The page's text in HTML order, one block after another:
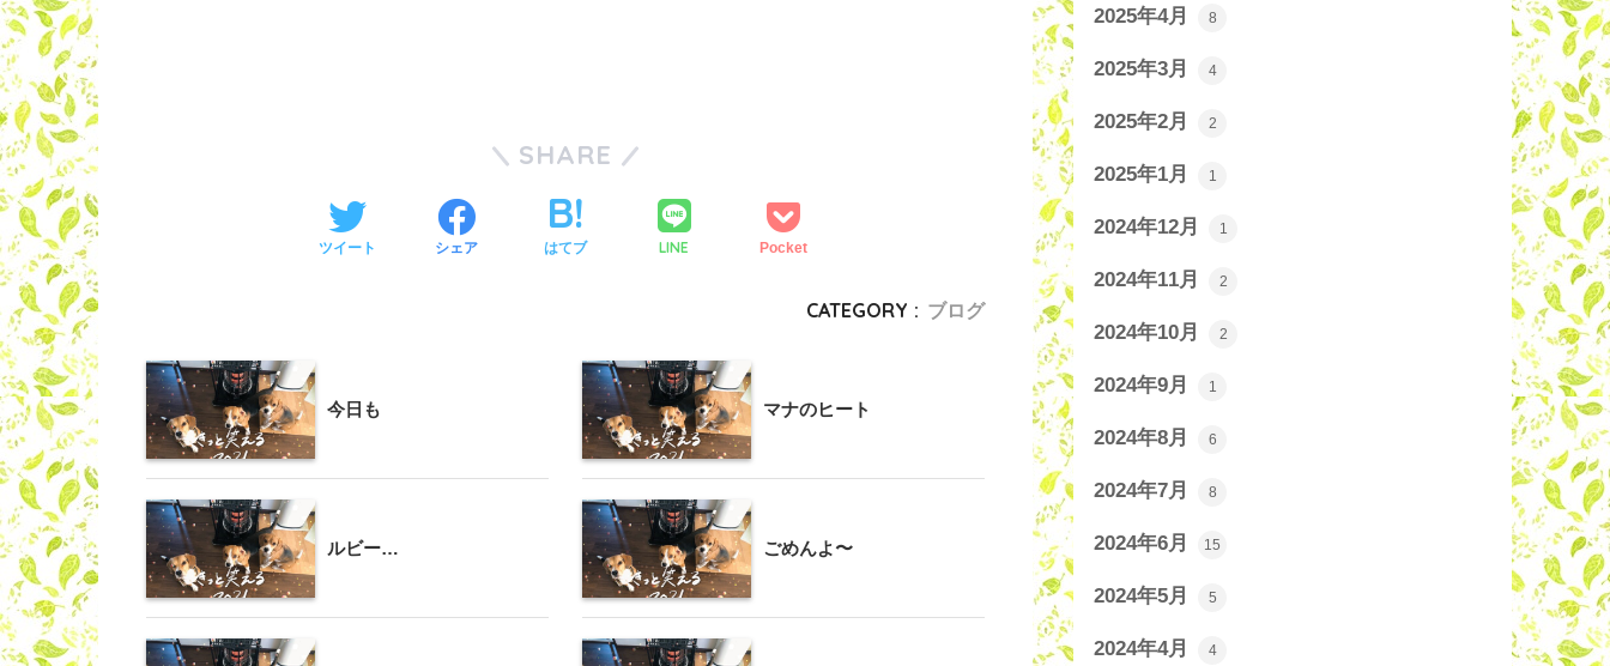
SHARE
ツイート シェア はてブ LINE Pocket
CATEGORY : ブログ
今日も マナのヒート
ルビー… ごめんよ〜
2025年4月 8
2025年3月 4
2025年2月 2
2025年1月 1
2024年12月 1
2024年11月 2
2024年10月 2
2024年9月 1
2024年8月 6
2024年7月 8
2024年6月 15
2024年5月 5
2024年4月 4